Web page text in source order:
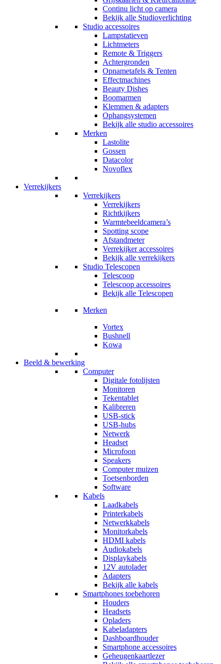
Continu licht op camera
Bekijk alle Studioverlichting
Studio accessoires
Lampstatieven
Lichtmeters
Remote & Triggers
Achtergronden
Opnametafels & Tenten
Effectmachines
Beauty Dishes
Boomarmen
Klemmen & adapters
Ophangsystemen
Bekijk alle studio accessoires
Merken
Lastolite
Gossen
Datacolor
Novoflex
Verrekijkers
Verrekijkers
Verrekijkers
Richtkijkers
Warmtebeeldcamera’s
Spotting scope
Afstandmeter
Verrekijker accessoires
Bekijk alle verrekijkers
Studio Telescopen
Telescoop
Telescoop accessoires
Bekijk alle Telescopen
Merken
Vortex
Bushnell
Kowa
Beeld & bewerking
Computer
Digitale fotolijsten
Monitoren
Tekentablet
Kalibreren
USB-stick
USB-hubs
Netwerk
Headset
Microfoon
Speakers
Computer muizen
Toetsenborden
Software
Kabels
Laadkabels
Printerkabels
Netwerkkabels
Monitorkabels
HDMI kabels
Audiokabels
Displaykabels
12V autolader
Adapters
Bekijk alle kabels
Smartphones toebehoren
Houders
Headsets
Opladers
Kabeladapters
Dashboardhouder
Smartphone accessoires
Geheugenkaartlezer